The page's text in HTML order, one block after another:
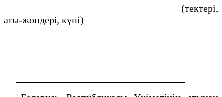
(тектері,
аты-жөндері, күні)